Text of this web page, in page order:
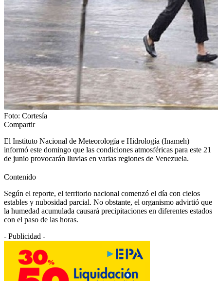
Foto: Cortesía
Compartir
El Instituto Nacional de Meteorología e Hidrología (Inameh)
informó este domingo que las condiciones atmosféricas para este 21
de junio provocarán lluvias en varias regiones de Venezuela.
Contenido
Según el reporte, el territorio nacional comenzó el día con cielos
estables y nubosidad parcial. No obstante, el organismo advirtió que
la humedad acumulada causará precipitaciones en diferentes estados
con el paso de las horas.
- Publicidad -